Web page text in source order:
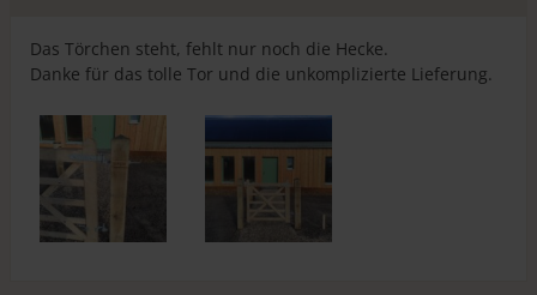
Das Törchen steht, fehlt nur noch die Hecke.
Danke für das tolle Tor und die unkomplizierte Lieferung.